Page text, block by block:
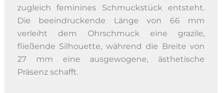
zugleich feminines Schmuckstück entsteht.
Die beeindruckende Länge von 66 mm
verleiht dem Ohrschmuck eine grazile,
fließende Silhouette, während die Breite von
27 mm eine ausgewogene, ästhetische
Präsenz schafft.